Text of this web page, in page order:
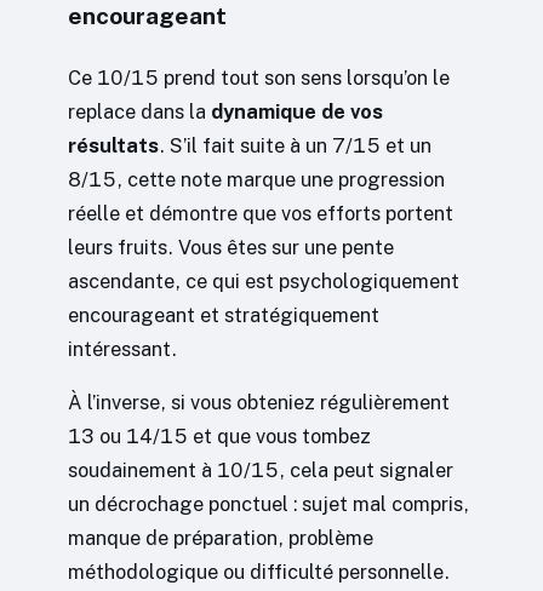
encourageant
Ce 10/15 prend tout son sens lorsqu’on le
replace dans la dynamique de vos
résultats. S’il fait suite à un 7/15 et un
8/15, cette note marque une progression
réelle et démontre que vos efforts portent
leurs fruits. Vous êtes sur une pente
ascendante, ce qui est psychologiquement
encourageant et stratégiquement
intéressant.
À l’inverse, si vous obteniez régulièrement
13 ou 14/15 et que vous tombez
soudainement à 10/15, cela peut signaler
un décrochage ponctuel : sujet mal compris,
manque de préparation, problème
méthodologique ou difficulté personnelle.